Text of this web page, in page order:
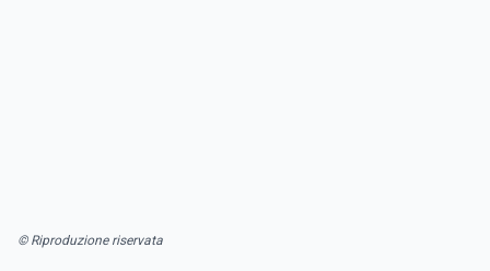
© Riproduzione riservata